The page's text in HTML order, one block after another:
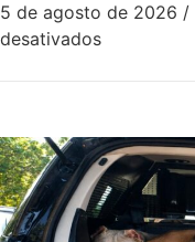
5 de agosto de 2026 /
desativados